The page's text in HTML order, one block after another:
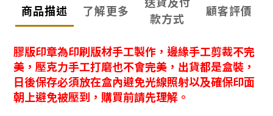
商品描述 了解更多
款方式
顧客評價
膠版印章為印刷版材手工製作，邊緣手工剪裁不完
美，壓克力手工打磨也不會完美，出貨都是盒裝，
日後保存必須放在盒內避免光線照射以及確保印面
朝上避免被壓到，購買前請先理解。